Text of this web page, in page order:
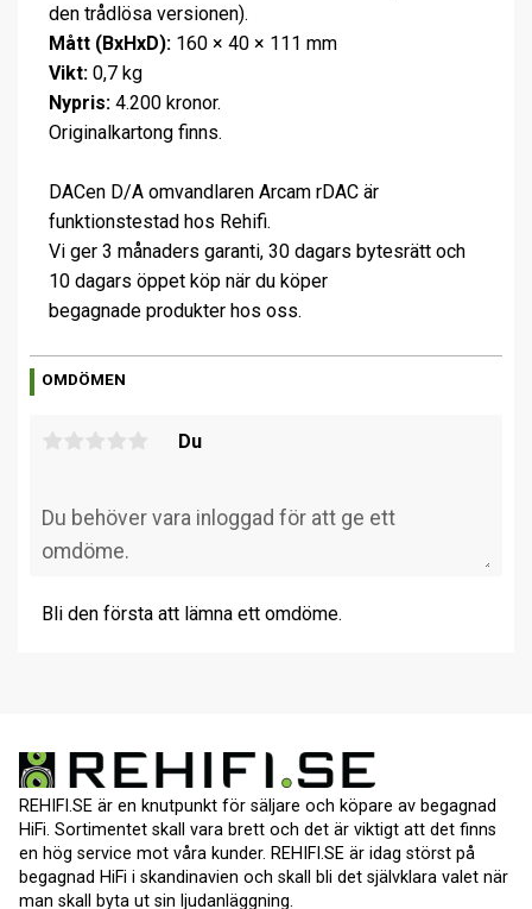
den trådlösa versionen).
Mått (BxHxD): 160 × 40 × 111 mm
Vikt: 0,7 kg
Nypris: 4.200 kronor.
Originalkartong finns.
DACen D/A omvandlaren Arcam rDAC är
funktionstestad hos Rehifi.
Vi ger 3 månaders garanti, 30 dagars bytesrätt och
10 dagars öppet köp när du köper
begagnade produkter hos oss.
OMDÖMEN
Du
Bli den första att lämna ett omdöme.
REHIFI.SE är en knutpunkt för säljare och köpare av begagnad
HiFi. Sortimentet skall vara brett och det är viktigt att det finns
en hög service mot våra kunder. REHIFI.SE är idag störst på
begagnad HiFi i skandinavien och skall bli det självklara valet när
man skall byta ut sin ljudanläggning.